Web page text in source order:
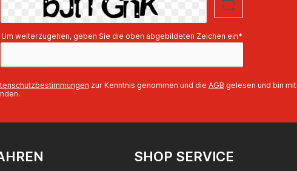
KEY™
& -
bieten ein
Inventarprogramm
Lokalisierung und
TANK™ modularen
Technische
(mm): 85Max.
Akku-
Um weiterzugehen, geben Sie die oben abgebildeten Zeichen ein*
zur Kenntnis genommen und die AGB gelesen und bin mit
SHOP SERVICE